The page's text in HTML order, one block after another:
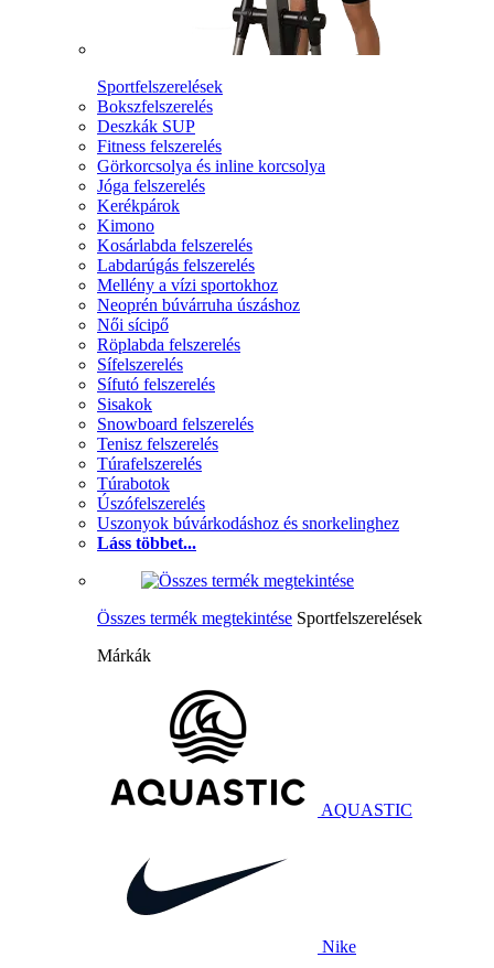
Sportfelszerelések
Bokszfelszerelés
Deszkák SUP
Fitness felszerelés
Görkorcsolya és inline korcsolya
Jóga felszerelés
Kerékpárok
Kimono
Kosárlabda felszerelés
Labdarúgás felszerelés
Mellény a vízi sportokhoz
Neoprén búvárruha úszáshoz
Női sícipő
Röplabda felszerelés
Sífelszerelés
Sífutó felszerelés
Sisakok
Snowboard felszerelés
Tenisz felszerelés
Túrafelszerelés
Túrabotok
Úszófelszerelés
Uszonyok búvárkodáshoz és snorkelinghez
Láss többet...
Összes termék megtekintése Sportfelszerelések
Márkák
AQUASTIC
Nike